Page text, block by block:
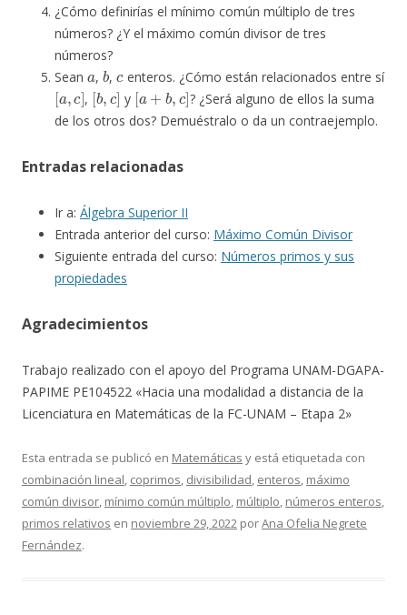
¿Cómo definirías el mínimo común múltiplo de tres
números? ¿Y el máximo común divisor de tres
números?
Sean
a
,
b
, enteros. ¿Cómo están relacionados entre sí
[a,c]
,
[b,c]
y
[a+b,c ]
? ¿Será alguno de ellos la suma
de los otros dos? Demuéstralo o da un contraejemplo.
Entradas relacionadas
Ir a: Álgebra Superior II
Entrada anterior del curso: Máximo Común Divisor
Siguiente entrada del curso: Números primos y sus
propiedades
Agradecimientos
Trabajo realizado con el apoyo del Programa UNAM-DGAPA-
PAPIME PE104522 «Hacia una modalidad a distancia de la
Licenciatura en Matemáticas de la FC-UNAM – Etapa 2»
Esta entrada se publicó en Matemáticas y está etiquetada con
combinación lineal, coprimos, divisibilidad, enteros, máximo
común divisor, mínimo común múltiplo, múltiplo, números enteros,
primos relativos en noviembre 29, 2022 porAna Ofelia Negrete
Fernández.